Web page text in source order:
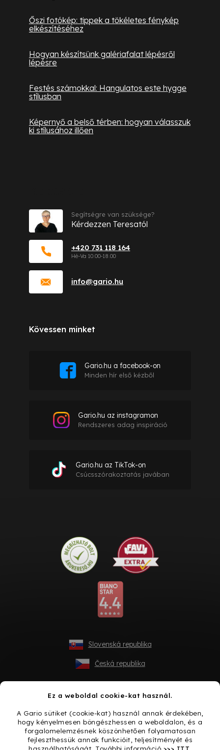
Ez a weboldal cookie-kat használ.
A Gario sütiket (cookie-kat) használ annak érdekében,
hogy kényelmesen böngészhessen a weboldalon, és a
forgalomelemzésnek köszönhetően folyamatosan
fejleszthessük annak funkcióit, teljesítményét és
használhatóságát. További információ >>> ITT
Őszi fotókép: tippek a tökéletes fénykép
elkészítéséhez
Hogyan készítsünk galériafalat lépésről
lépésre
Festés számokkal: Hangulatos este hygge
stílusban
Képernyő a belső térben: hogyan válasszuk
ki stílusához illően
info@gario.hu
+420 731 118 164
Segítségre van szüksége?
Kérdezzen Teresatól
Kövessen minket
Gario.hu a facebook-on
Minden hír első kézből
Gario.hu az instagramon
Rendszeres adag inspiráció
Gario.hu az TikTok-on
Csúcsszórakoztatás javában
Slovenská republika
Česká republika